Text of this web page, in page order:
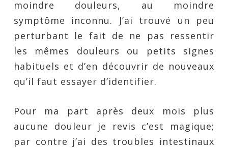
moindre douleurs, au moindre
symptôme inconnu. J’ai trouvé un peu
perturbant le fait de ne pas ressentir
les mêmes douleurs ou petits signes
habituels et d’en découvrir de nouveaux
qu’il faut essayer d’identifier.
Pour ma part après deux mois plus
aucune douleur je revis c’est magique;
par contre j’ai des troubles intestinaux